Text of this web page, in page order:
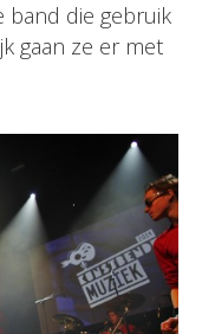
band die gebruik
gaan ze er met